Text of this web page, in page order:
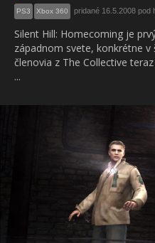
PS3 Xbox 360 pridané 16.5.2008 pod
Silent Hill: Homecoming je
západnom svete, konkrétne
členovia z The Collective
...